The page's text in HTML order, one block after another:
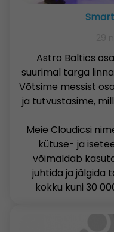
Astro Baltics
suurimal targa
Võtsime messist
ja tutvustasime,
Meie Cloudicsi
kütuse- ja
võimaldab
juhtida ja jälgida
kokku kuni 30